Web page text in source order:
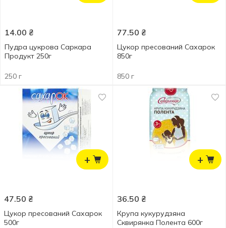
14.00 ₴
Пудра цукрова Саркара
Продукт 250г
250 г
77.50 ₴
Цукор пресований Сахарок
850г
850 г
+
47.50 ₴
Цукор пресований Сахарок
500г
+
36.50 ₴
Крупа кукурудзяна
Сквирянка Полента 600г